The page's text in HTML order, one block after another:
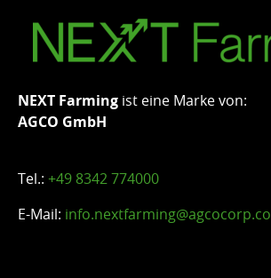
NEXT Farming ist eine Marke von:
AGCO GmbH
Tel.: +49 8342 774000
E-Mail: